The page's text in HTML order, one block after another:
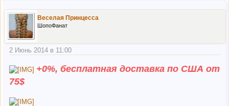
Веселая Принцесса
ШопоФанат
2 Июнь 2014 в 11:00
+0%, бесплатная доставка по США от
75$